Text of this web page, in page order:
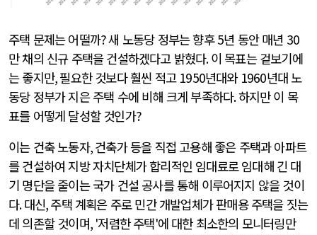
주택 문제는 어떨까?새 노동당 정부는 향후5년 동안 매년 30
만 채의 신규 주택을 건설하겠다고 밝혔다.이 목표는 겉보기에
는 좋지만,필요한 것보다 훨씬 적고 1950년대와 1960년대 노
동당 정부가 지은 주택 수에 비해 크게 부족하다.하지만 이 목
표를 어떻게 달성할 것인가?
이는 건축 노동자,건축가 등을 직접 고용해 좋은 주택과 아파트
를 건설하여 지방 자치단체가 합리적인 임대료로 임대해 긴 대
기 명단을 줄이는 국가 건설 공사를 통해 이루어지지 않을 것이
다.대신,주택 계획은 주로 민간 개발업체가 판매용 주택을 짓는
데 의존할 것이며, '저렴한 주택'에 대한 최소한의 모니터링만